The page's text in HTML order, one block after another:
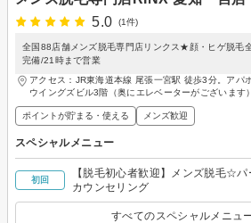
5.0
(1件)
全国88店舗メンズ脱毛専門店リンクス★顔・ヒゲ脱毛
完備/21時まで営業
アクセス：JR東海道本線 尾張一宮駅 徒歩3分。アパ
ウイングズビル3階（奥にエレベーターがございます）
ポイントが貯まる・使える メンズ歓迎
スペシャルメニュー
初回
【脱毛初心者歓迎】メンズ脱毛☆
カウンセリング
すべてのスペシャルメニュ